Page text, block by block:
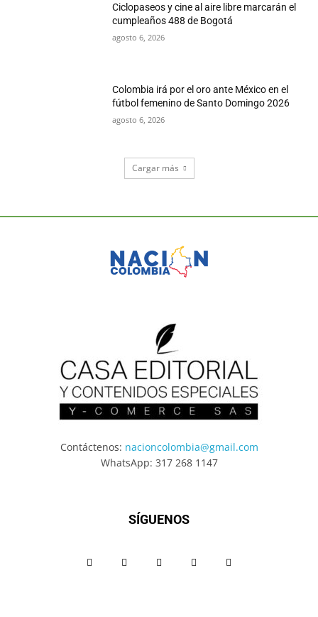
Ciclopaseos y cine al aire libre marcarán el
cumpleaños 488 de Bogotá
agosto 6, 2026
Colombia irá por el oro ante México en el
fútbol femenino de Santo Domingo 2026
agosto 6, 2026
Cargar más
Contáctenos: nacioncolombia@gmail.com
WhatsApp: 317 268 1147
SÍGUENOS